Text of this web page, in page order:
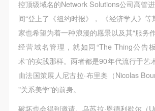
控顶级域名的Network Solutions公司高管
间“登上了《纽约时报》， 《经济学人》
家也希望为着一种浪漫的愿景以及其“服务
经营域名管理，就如同“The Thing公告
术”的实践那样。两者都是90年代流行于
由法国策展人尼古拉·布里奥（Nicolas
"关系美学"的前身。
破坏也会得到邀请。乌苏拉·恩德利歇尔（
快捷登录
手机号码将作为您的登录账